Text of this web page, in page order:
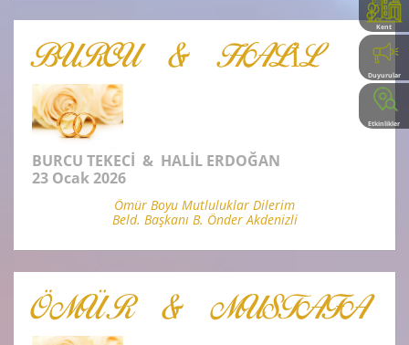
Kent
Rehberi
Duyurular
Etkinlikler
BURCU & HALİL
BURCU TEKECİ & HALİL ERDOĞAN
23 Ocak 2026
Ömür Boyu Mutluluklar Dilerim
Beld. Başkanı B. Önder Akdenizli
ÖMÜR & MUSTAFA